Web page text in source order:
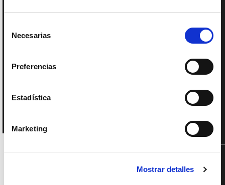
Necesarias
Preferencias
Estadística
Marketing
Mostrar detalles